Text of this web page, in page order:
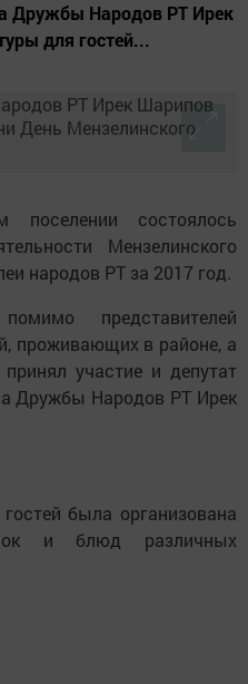
Дружбы Народов РТ Ирек
для гостей...
поселении состоялось
Мензелинского
народов РТ за 2017 год.
представителей
проживающих в районе, а
участие и депутат
Дружбы Народов РТ Ирек
была организована
и блюд различных